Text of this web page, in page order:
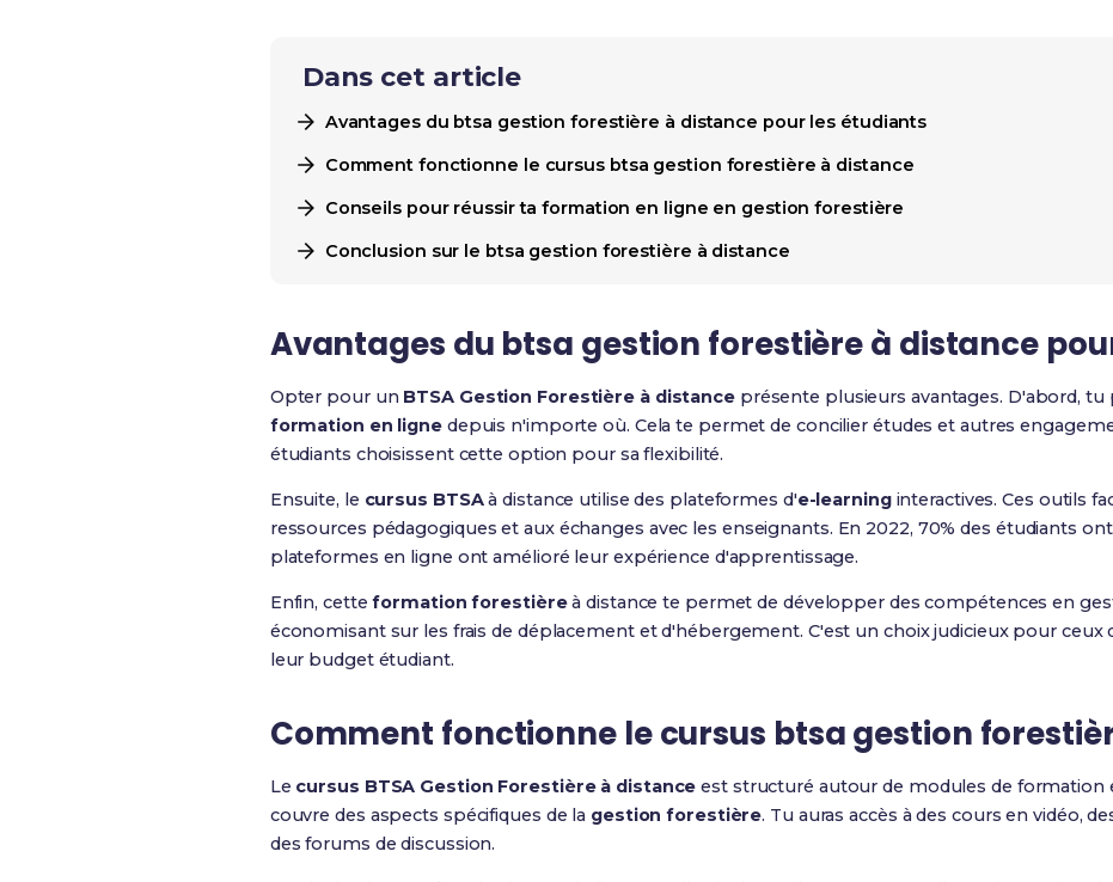
Dans cet article
Avantages du btsa gestion forestière à distance pour les étudiants
Comment fonctionne le cursus btsa gestion forestière à distance
Conseils pour réussir ta formation en ligne en gestion forestière
Conclusion sur le btsa gestion forestière à distance
Avantages du btsa gestion forestière à distance
Opter pour un BTSA Gestion Forestière à distanceprésente plusieurs avantages. D'abord, tu
formation en lignedepuis n'importe où. Cela te permet de concilier études et autres
étudiants choisissent cette option pour sa flexibilité.
Ensuite, le cursus BTSAà distance utilise des plateformes d'e-learninginteractives. Ces outils
ressources pédagogiques et aux échanges avec les enseignants. En 2022, 70% des étudiants
plateformes en ligne ont amélioré leur expérience d'apprentissage.
Enfin, cetteformation forestièreà distance te permet de développer des compétences en
économisant sur les frais de déplacement et d'hébergement. C'est un choix judicieux pour
leur budget étudiant.
Comment fonctionne le cursus btsa gestion
Le cursus BTSA Gestion Forestière à distance est structuré autour de modules de formation
couvre des aspects spécifiques de la gestion forestière. Tu auras accès à des cours en vidéo,
des forums de discussion.